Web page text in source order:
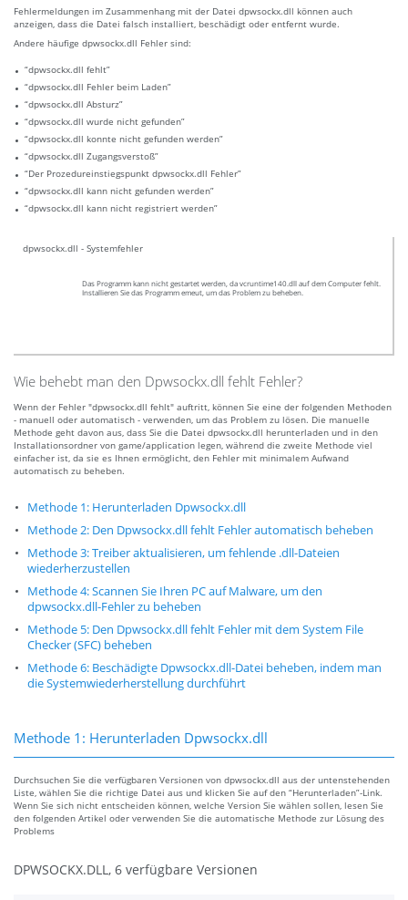
Fehlermeldungen im Zusammenhang mit der Datei dpwsockx.dll können auch
anzeigen, dass die Datei falsch installiert, beschädigt oder entfernt wurde.
Andere häufige dpwsockx.dll Fehler sind:
“dpwsockx.dll fehlt”
“dpwsockx.dll Fehler beim Laden”
“dpwsockx.dll Absturz”
“dpwsockx.dll wurde nicht gefunden”
“dpwsockx.dll konnte nicht gefunden werden”
“dpwsockx.dll Zugangsverstoß”
“Der Prozedureinstiegspunkt dpwsockx.dll Fehler”
“dpwsockx.dll kann nicht gefunden werden”
“dpwsockx.dll kann nicht registriert werden”
dpwsockx.dll - Systemfehler
Das Programm kann nicht gestartet werden, da vcruntime140.dll auf dem Computer fehlt.
Installieren Sie das Programm emeut, um das Problem zu beheben.
Wie behebt man den Dpwsockx.dll fehlt Fehler?
Wenn der Fehler "dpwsockx.dll fehlt" auftritt, können Sie eine der folgenden Methoden
- manuell oder automatisch - verwenden, um das Problem zu lösen. Die manuelle
Methode geht davon aus, dass Sie die Datei dpwsockx.dll herunterladen und in den
Installationsordner von game/application legen, während die zweite Methode viel
einfacher ist, da sie es Ihnen ermöglicht, den Fehler mit minimalem Aufwand
automatisch zu beheben.
Methode 1: Herunterladen Dpwsockx.dll
Methode 2: Den Dpwsockx.dll fehlt Fehler automatisch beheben
Methode 3: Treiber aktualisieren, um fehlende .dll-Dateien
wiederherzustellen
Methode 4: Scannen Sie Ihren PC auf Malware, um den
dpwsockx.dll-Fehler zu beheben
Methode 5: Den Dpwsockx.dll fehlt Fehler mit dem System File
Checker (SFC) beheben
Methode 6: Beschädigte Dpwsockx.dll-Datei beheben, indem man
die Systemwiederherstellung durchführt
Methode 1: Herunterladen Dpwsockx.dll
Durchsuchen Sie die verfügbaren Versionen von dpwsockx.dll aus der untenstehenden
Liste, wählen Sie die richtige Datei aus und klicken Sie auf den “Herunterladen”-Link.
Wenn Sie sich nicht entscheiden können, welche Version Sie wählen sollen, lesen Sie
den folgenden Artikel oder verwenden Sie die automatische Methode zur Lösung des
Problems
DPWSOCKX.DLL, 6 verfügbare Versionen